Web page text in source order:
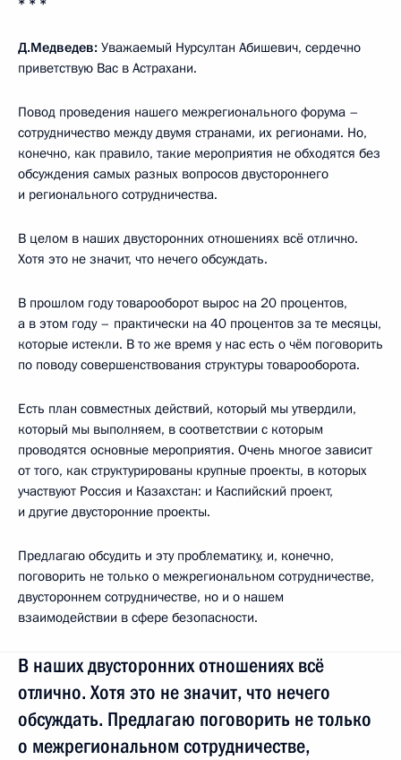
Д.Медведев: Уважаемый Нурсултан Абишевич, сердечно
приветствую Вас в Астрахани.
Повод проведения нашего межрегионального форума –
сотрудничество между двумя странами, их регионами. Но,
конечно, как правило, такие мероприятия не обходятся без
обсуждения самых разных вопросов двустороннего
и регионального сотрудничества.
В целом в наших двусторонних отношениях всё отлично.
Хотя это не значит, что нечего обсуждать.
В прошлом году товарооборот вырос на 20 процентов,
а в этом году – практически на 40 процентов за те месяцы,
которые истекли. В то же время у нас есть о чём поговорить
по поводу совершенствования структуры товарооборота.
Есть план совместных действий, который мы утвердили,
который мы выполняем, в соответствии с которым
проводятся основные мероприятия. Очень многое зависит
от того, как структурированы крупные проекты, в которых
участвуют Россия и Казахстан: и Каспийский проект,
и другие двусторонние проекты.
Предлагаю обсудить и эту проблематику, и, конечно,
поговорить не только о межрегиональном сотрудничестве,
двустороннем сотрудничестве, но и о нашем
взаимодействии в сфере безопасности.
В наших двусторонних отношениях всё
отлично. Хотя это не значит, что нечего
обсуждать. Предлагаю поговорить не только
о межрегиональном сотрудничестве,